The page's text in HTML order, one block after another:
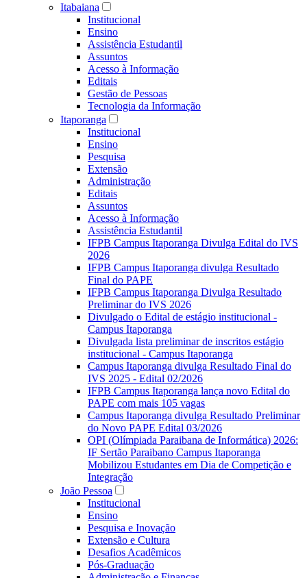
Itabaiana
Institucional
Ensino
Assistência Estudantil
Assuntos
Acesso à Informação
Editais
Gestão de Pessoas
Tecnologia da Informação
Itaporanga
Institucional
Ensino
Pesquisa
Extensão
Administração
Editais
Assuntos
Acesso à Informação
Assistência Estudantil
IFPB Campus Itaporanga Divulga Edital do IVS
2026
IFPB Campus Itaporanga divulga Resultado
Final do PAPE
IFPB Campus Itaporanga Divulga Resultado
Preliminar do IVS 2026
Divulgado o Edital de estágio institucional -
Campus Itaporanga
Divulgada lista preliminar de inscritos estágio
institucional - Campus Itaporanga
Campus Itaporanga divulga Resultado Final do
IVS 2025 - Edital 02/2026
IFPB Campus Itaporanga lança novo Edital do
PAPE com mais 105 vagas
Campus Itaporanga divulga Resultado Preliminar
do Novo PAPE Edital 03/2026
OPI (Olímpiada Paraibana de Informática) 2026:
IF Sertão Paraibano Campus Itaporanga
Mobilizou Estudantes em Dia de Competição e
Integração
João Pessoa
Institucional
Ensino
Pesquisa e Inovação
Extensão e Cultura
Desafios Acadêmicos
Pós-Graduação